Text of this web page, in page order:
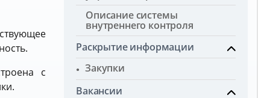
с
Описание системы
внутреннего контроля
Раскрытие информации
Закупки
Вакансии